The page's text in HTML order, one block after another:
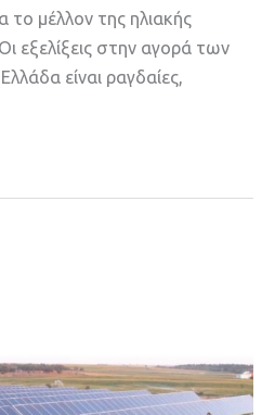
το μέλλον της ηλιακής
εξελίξεις στην αγορά των
είναι ραγδαίες,